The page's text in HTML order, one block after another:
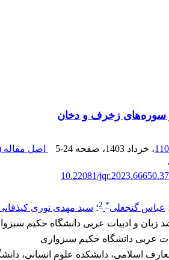
سوره‌های زخرف و دخان
، خرداد 1403 ، صفحه 5-24 اصل مقاله
10.22081/
عباس گنجعلی*
2؛ سید مهدی نوری
زبان و ادبیات عربی دانشگاه حکیم
عربی دانشگاه حکیم سبزواری
اسلامی، دانشکده علوم انسانی،